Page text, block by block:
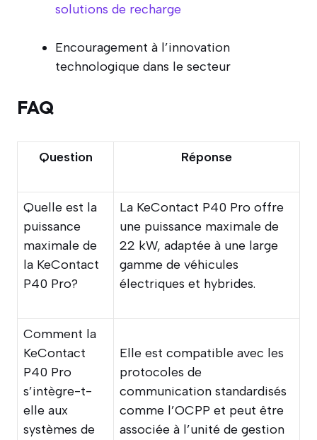
solutions de recharge
Encouragement à l’innovation
technologique dans le secteur
FAQ
Question Réponse
Quelle est la
puissance
maximale de
la KeContact
P40 Pro?
La KeContact P40 Pro offre
une puissance maximale de
22 kW, adaptée à une large
gamme de véhicules
électriques et hybrides.
Comment la
KeContact
P40 Pro
s’intègre-t-
elle aux
systèmes de
Elle est compatible avec les
protocoles de
communication standardisés
comme l’OCPP et peut être
associée à l’unité de gestion